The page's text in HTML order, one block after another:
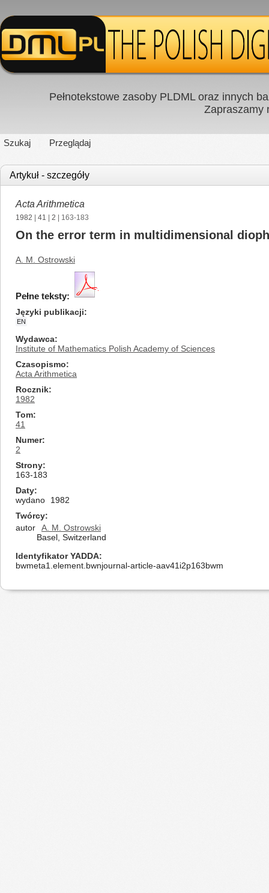
Pełnotekstowe zasoby PLDML oraz innych
Zapraszamy
Szukaj Przeglądaj
Artykuł - szczegóły
Acta Arithmetica
1982 41 2 | 163-183
On the error term in multidimensional
A. M. Ostrowski
Pełne teksty:
Języki publikacji
EN
Wydawca
Institute of Mathematics Polish Academy of Sciences
Czasopismo
Acta Arithmetica
Rocznik
1982
Tom
41
Numer
2
Strony
163-183
Daty
wydano
1982
Twórcy
autor
A. M. Ostrowski
Basel, Switzerland
Identyfikator YADDA
bwmeta1.element.bwnjournal-article-aav41i2p163bwm